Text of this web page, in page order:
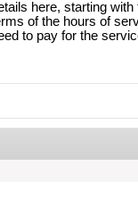
here, starting
of the hours of
to pay for the